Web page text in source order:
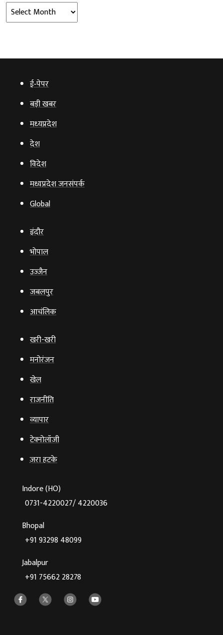
Archives
ई‑पेपर
बड़ी खबर
मध्‍यप्रदेश
देश
विदेश
मध्यप्रदेश जनसंपर्क
Global
इंदौर
भोपाल
उज्‍जैन
जबलपुर
आचंलिक
खरी-खरी
मनोरंजन
खेल
राजनीति
व्‍यापार
टेक्‍नोलॉजी
ज़रा हटके
Indore (HO)
0731-4220027/ 4220036
Bhopal
+91 93298 48099
Jabalpur
+91 75662 28278